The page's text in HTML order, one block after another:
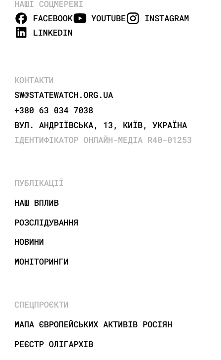
НАШІ СОЦМЕРЕЖІ
FACEBOOK
YOUTUBE
INSTAGRAM
LINKEDIN
КОНТАКТИ
SW@STATEWATCH.ORG.UA
+380 63 034 7038
ВУЛ. АНДРІЇВСЬКА, 13, КИЇВ, УКРАЇНА
ІДЕНТИФІКАТОР ОНЛАЙН-МЕДІА R40-01253
ПУБЛІКАЦІЇ
НАШ ВПЛИВ
РОЗСЛІДУВАННЯ
НОВИНИ
МОНІТОРИНГИ
СПЕЦПРОЄКТИ
МАПА ЄВРОПЕЙСЬКИХ АКТИВІВ РОСІЯН
РЕЄСТР ОЛІГАРХІВ